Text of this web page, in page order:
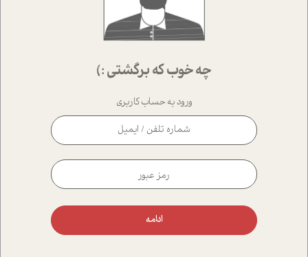
چه خوب که برگشتی :)
ورود به حساب کاربری
ادامه